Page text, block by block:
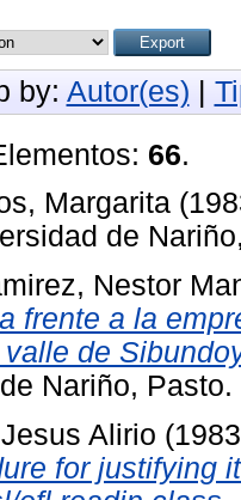
by: Autor(es) |
66.
Margarita
de
Nestor
frente a la
de
Nariño, Pasto.
Alirio
for justifying